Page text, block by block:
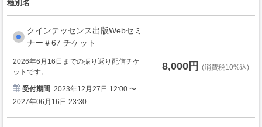
種別名
クインテッセンス出版Webセミ
ナー＃67 チケット
2026年6月16日までの振り返り配信チケ
ットです。
受付期間 2023年12月27日 12:00 〜
2027年06月16日 23:30
8,000円 (消費税10%込)